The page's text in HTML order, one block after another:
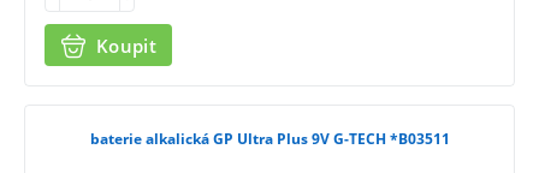
Koupit
baterie alkalická GP Ultra Plus 9V G-TECH *B03511